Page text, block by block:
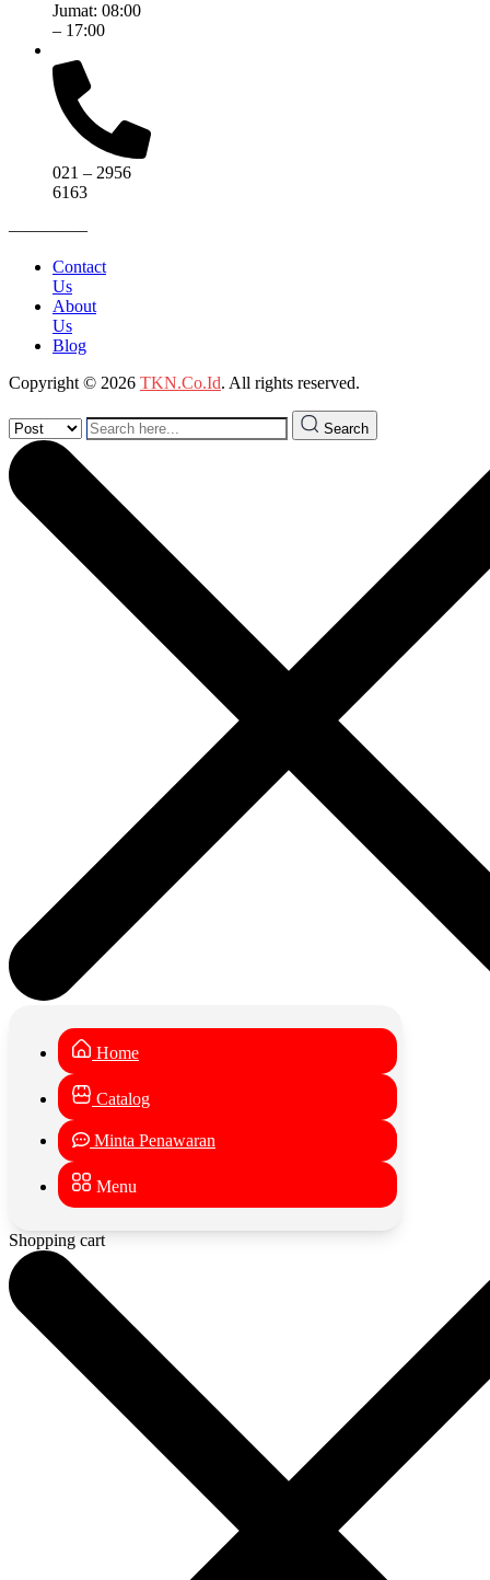
Jumat: 08:00
– 17:00
021 – 2956
6163
————–
Contact
Us
About
Us
Blog
Copyright © 2026 TKN.Co.Id. All rights reserved.
Search
Home
Catalog
Minta Penawaran
Menu
Shopping cart